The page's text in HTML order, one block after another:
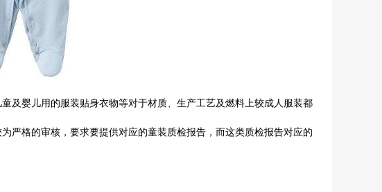
及婴儿用的服装贴身衣物等对于材质、生产工艺及燃料上较成人服装都
严格的审核，要求要提供对应的童装质检报告 ，而这类质检报告对应的